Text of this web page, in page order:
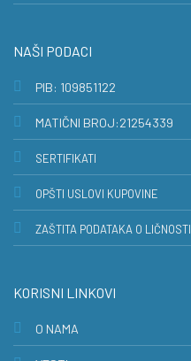
NAŠI PODACI
PIB: 109851122
MATIČNI BROJ:21254339
SERTIFIKATI
OPŠTI USLOVI KUPOVINE
ZAŠTITA PODATAKA O LIČNOSTI
KORISNI LINKOVI
O NAMA